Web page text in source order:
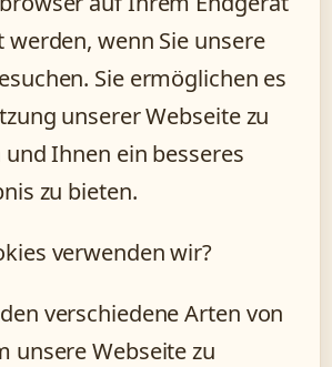
werden, wenn Sie unsere
Sie ermöglichen es
unserer Webseite zu
Ihnen ein besseres
zu bieten.
verwenden wir?
verschiedene Arten von
unsere Webseite zu